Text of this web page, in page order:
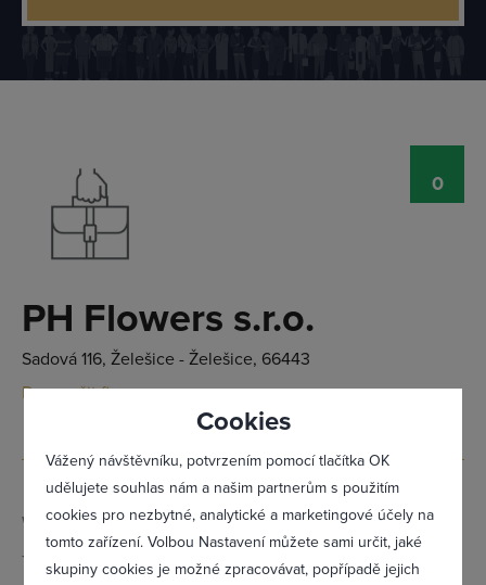
Cookies
Vážený návštěvníku, potvrzením pomocí tlačítka OK
udělujete souhlas nám a našim partnerům s použitím
cookies pro nezbytné, analytické a marketingové účely na
tomto zařízení. Volbou Nastavení můžete sami určit, jaké
skupiny cookies je možné zpracovávat, popřípadě jejich
PH Flowers s.r.o.
Sadová 116, Želešice - Želešice, 66443
Doporučit firmu
0
Web:
www.phflowers.cz
Telefon:
601 108 850
Zapomněl(a) jsem heslo